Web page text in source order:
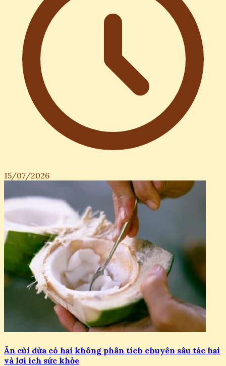
15/07/2026
Ăn cùi dừa có hại không phân tích chuyên sâu tác hại
và lợi ích sức khỏe